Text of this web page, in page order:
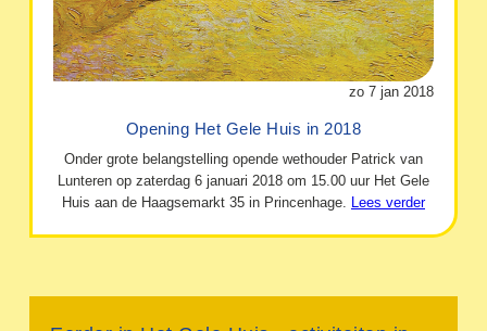
zo 7 jan 2018
Opening Het Gele Huis in 2018
Onder grote belangstelling opende wethouder Patrick van
Lunteren op zaterdag 6 januari 2018 om 15.00 uur Het Gele
Huis aan de Haagsemarkt 35 in Princenhage. Lees verder